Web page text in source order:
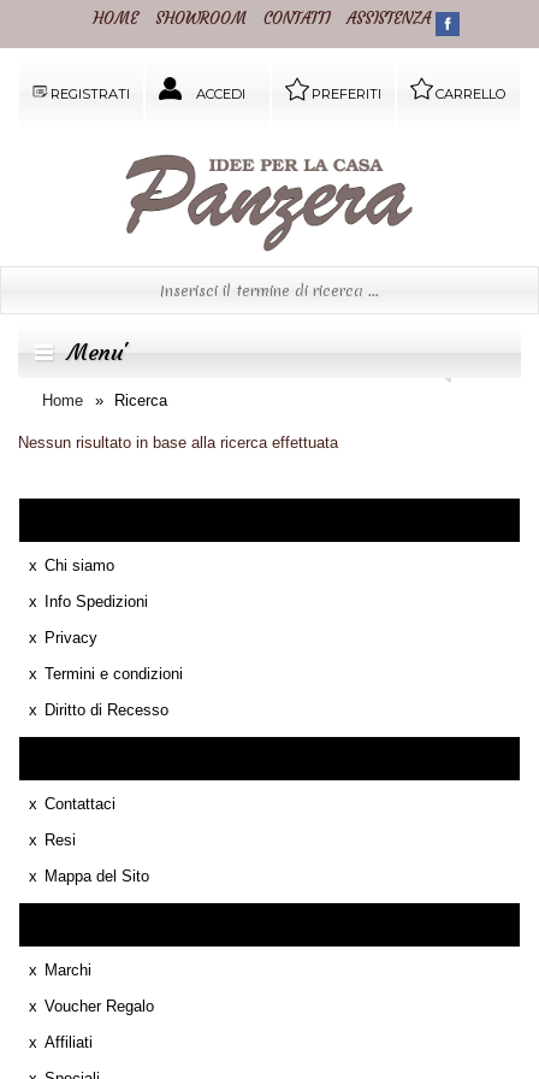
HOME SHOWROOM CONTATTI ASSISTENZA
REGISTRATI ACCEDI PREFERITI CARRELLO
Menu'
Home Ricerca
Nessun risultato in base alla ricerca effettuata
Chi siamo
Info Spedizioni
Privacy
Termini e condizioni
Diritto di Recesso
Contattaci
Resi
Mappa del Sito
Marchi
Voucher Regalo
Affiliati